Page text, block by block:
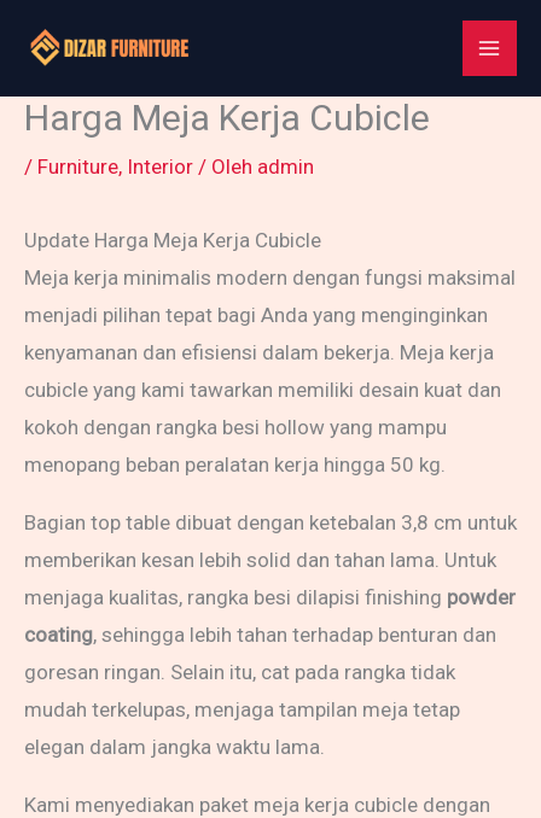
konten
Harga Meja Kerja Cubicle
/ Furniture, Interior / Oleh admin
Update Harga Meja Kerja Cubicle
Meja kerja minimalis modern dengan fungsi maksimal
menjadi pilihan tepat bagi Anda yang menginginkan
kenyamanan dan efisiensi dalam bekerja. Meja kerja
cubicle yang kami tawarkan memiliki desain kuat dan
kokoh dengan rangka besi hollow yang mampu
menopang beban peralatan kerja hingga 50 kg.
Bagian top table dibuat dengan ketebalan 3,8 cm untuk
memberikan kesan lebih solid dan tahan lama. Untuk
menjaga kualitas, rangka besi dilapisi finishing powder
coating, sehingga lebih tahan terhadap benturan dan
goresan ringan. Selain itu, cat pada rangka tidak
mudah terkelupas, menjaga tampilan meja tetap
elegan dalam jangka waktu lama.
Kami menyediakan paket meja kerja cubicle dengan